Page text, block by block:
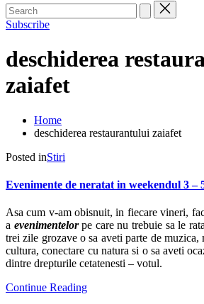
Subscribe
deschiderea
zaiafet
Home
deschiderea restaurantului zaiafet
Posted inStiri
Evenimente de neratat in weekendul 3 –
Asa cum v-am obisnuit, in fiecare vineri,
a evenimentelorpe care nu trebuie sa le
trei zile grozave o sa aveti parte de muzica,
cultura, conectare cu natura si o sa aveti
dintre drepturile cetatenesti – votul.
Continue Reading